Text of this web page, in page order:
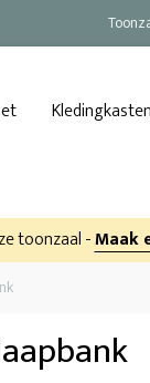
Kledingkasten
toonzaal -Maak